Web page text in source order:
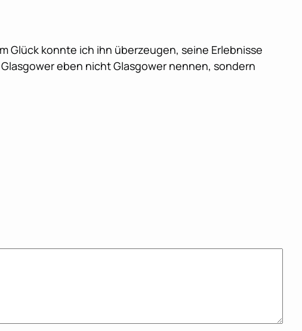
Glück konnte ich ihn überzeugen, seine Erlebnisse
eben nicht Glasgower nennen, sondern